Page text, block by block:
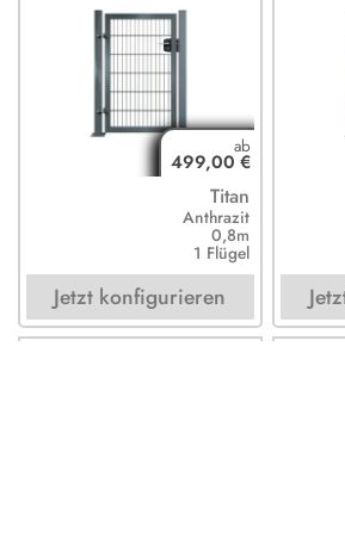
499,00 €
Titan
Anthrazit
0,8m
1 Flügel
Jetzt konfigurieren